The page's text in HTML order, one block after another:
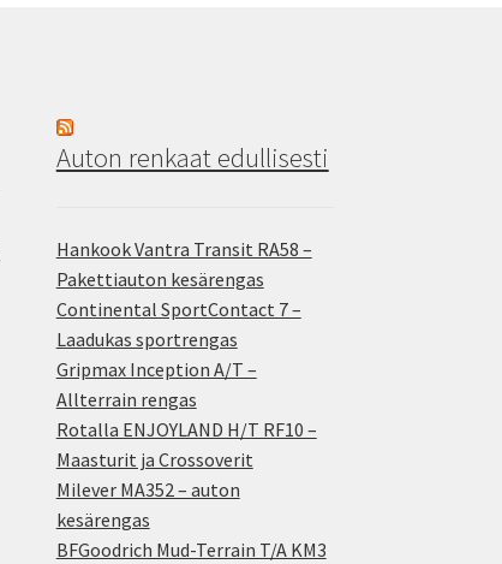
Auton renkaat edullisesti
Hankook Vantra Transit RA58 –
Pakettiauton kesärengas
Continental SportContact 7 –
Laadukas sportrengas
Gripmax Inception A/T –
Allterrain rengas
Rotalla ENJOYLAND H/T RF10 –
Maasturit ja Crossoverit
Milever MA352 – auton
kesärengas
BFGoodrich Mud-Terrain T/A KM3